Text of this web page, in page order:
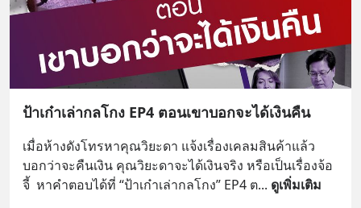
ป้าเก๋าเล่ากลโกง EP4 ตอนเขาบอกจะได้เงินคืน
เมื่อห้างดังโทรหาคุณวิยะดา แจ้งเรื่องเคลมสินค้าแล้ว
บอกว่าจะคืนเงิน คุณวิยะดาจะได้เงินจริง หรือเป็นเรื่องจ้อ
จี้  หาคำตอบได้ที่ “ป้าเก๋าเล่ากลโกง” EP4 ต... ดูเพิ่มเติม